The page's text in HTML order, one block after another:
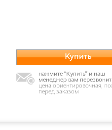
Купить
нажмите “Купить” и наш
менеджер вам
цена ориентировочная,
перед заказом